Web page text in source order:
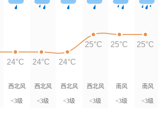
西北风
<3级
西北风
<3级
西北风
<3级
西北风
<3级
南风
<3级
南风
<3级
24°C 24°C 24°C
25°C 25°C 25°C